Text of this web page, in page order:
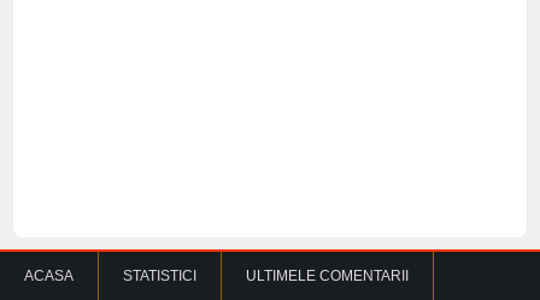
ACASA STATISTICI ULTIMELE COMENTARII